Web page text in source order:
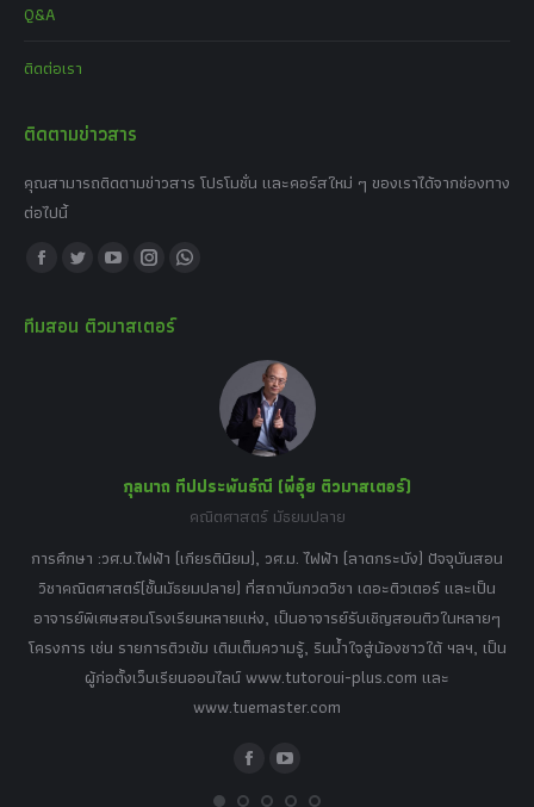
Q&A
ติดต่อเรา
ติดตามข่าวสาร
คุณสามารถติดตามข่าวสาร โปรโมชั่น และคอร์สใหม่ ๆ ของเราได้จากช่องทาง
ต่อไปนี้
Find us on:
Facebook
opens
Twitter
opens
YouTube
opens
Instagram
opens
Whatsapp
window
ทีมสอน ติวมาสเตอร์
กุลนาถ ทีปประพันธ์ณี (พี่อุ๋ย ติวมาสเตอร์)
คณิตศาสตร์ มัธยมปลาย
การศึกษา :วศ.บ.ไฟฟ้า (เกียรตินิยม), วศ.ม. ไฟฟ้า (ลาดกระบัง) ปัจจุบันสอน
วิชาคณิตศาสตร์(ชั้นมัธยมปลาย) ที่สถาบันกวดวิชา เดอะติวเตอร์ และเป็น
อาจารย์พิเศษสอนโรงเรียนหลายแห่ง, เป็นอาจารย์รับเชิญสอนติวในหลายๆ
โครงการ เช่น รายการติวเข้ม เติมเต็มความรู้, รินน้ำใจสู่น้องชาวใต้ ฯลฯ, เป็น
ผู้ก่อตั้งเว็บเรียนออนไลน์ www.tutoroui-plus.com และ
www.tuemaster.com
FacebookYouTube